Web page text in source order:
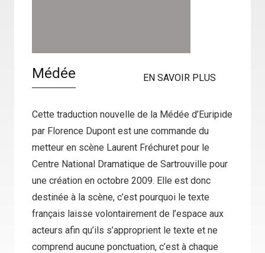
Médée EN SAVOIR PLUS
Cette traduction nouvelle de la Médée d’Euripide
par Florence Dupont est une commande du
metteur en scène Laurent Fréchuret pour le
Centre National Dramatique de Sartrouville pour
une création en octobre 2009. Elle est donc
destinée à la scène, c’est pourquoi le texte
français laisse volontairement de l’espace aux
acteurs afin qu’ils s’approprient le texte et ne
comprend aucune ponctuation, c’est à chaque